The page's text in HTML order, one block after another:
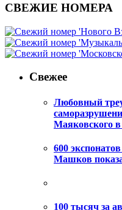
СВЕЖИЕ НОМЕРА
Свежее
Любовный
Маяковского
600
Машков
100 тысяч за